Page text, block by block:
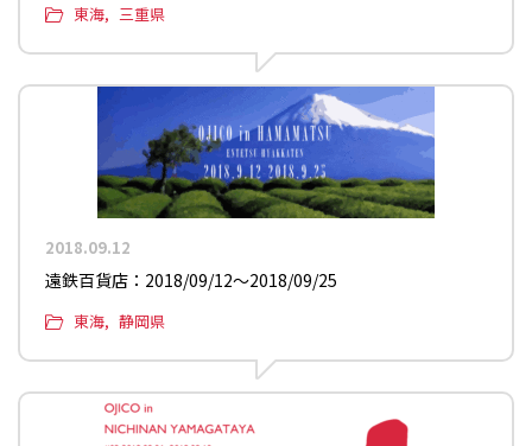
東海 三重県
2018.09.12
遠鉄百貨店：2018/09/12〜2018/09/25
東海 静岡県